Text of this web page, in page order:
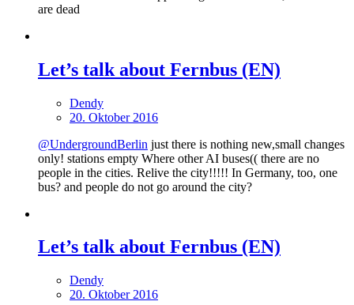
are dead
Let’s talk about Fernbus (EN)
Dendy
20. Oktober 2016
@UndergroundBerlin just there is nothing new,small changes
only! stations empty Where other AI buses(( there are no
people in the cities. Relive the city!!!!! In Germany, too, one
bus? and people do not go around the city?
Let’s talk about Fernbus (EN)
Dendy
20. Oktober 2016